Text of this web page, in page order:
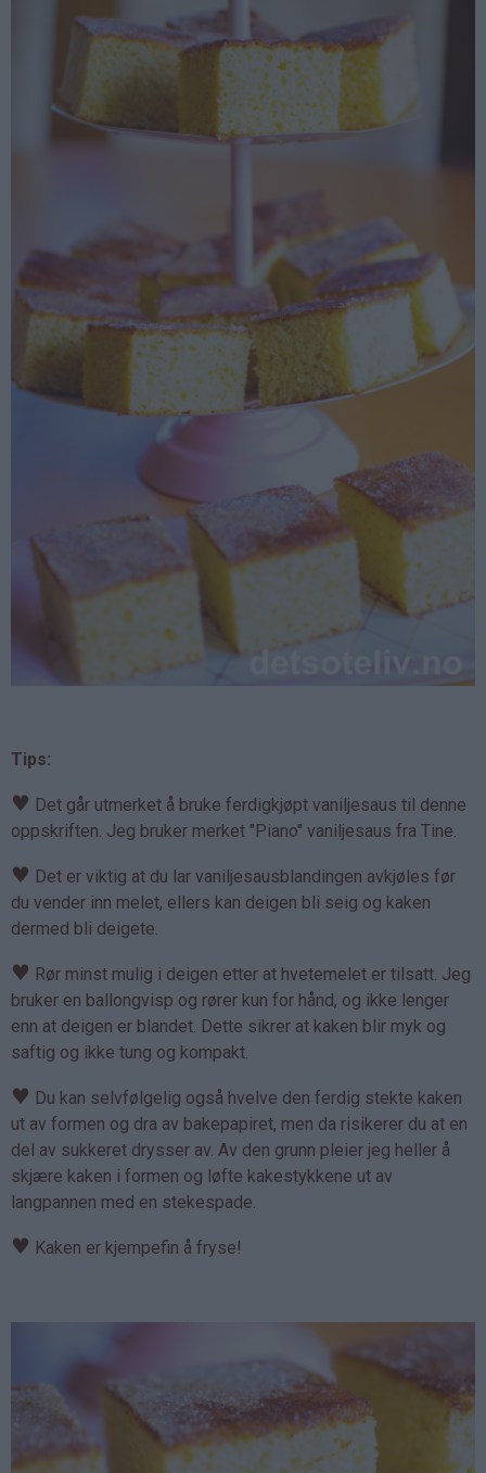
Tips:
♥ Det går utmerket å bruke ferdigkjøpt vaniljesaus til denne
oppskriften. Jeg bruker merket "Piano" vaniljesaus fra Tine.
♥ Det er viktig at du lar vaniljesausblandingen avkjøles før
du vender inn melet, ellers kan deigen bli seig og kaken
dermed bli deigete.
♥ Rør minst mulig i deigen etter at hvetemelet er tilsatt. Jeg
bruker en ballongvisp og rører kun for hånd, og ikke lenger
enn at deigen er blandet. Dette sikrer at kaken blir myk og
saftig og ikke tung og kompakt.
♥ Du kan selvfølgelig også hvelve den ferdig stekte kaken
ut av formen og dra av bakepapiret, men da risikerer du at en
del av sukkeret drysser av. Av den grunn pleier jeg heller å
skjære kaken i formen og løfte kakestykkene ut av
langpannen med en stekespade.
♥ Kaken er kjempefin å fryse!